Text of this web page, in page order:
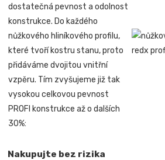
dostatečná pevnost a odolnost
konstrukce. Do každého
nůžkového hliníkového profilu,
které tvoří kostru stanu, proto
přidáváme dvojitou vnitřní
vzpěru. Tím zvyšujeme již tak
vysokou celkovou pevnost
PROFI konstrukce až o dalších
30%:
Nakupujte bez rizika